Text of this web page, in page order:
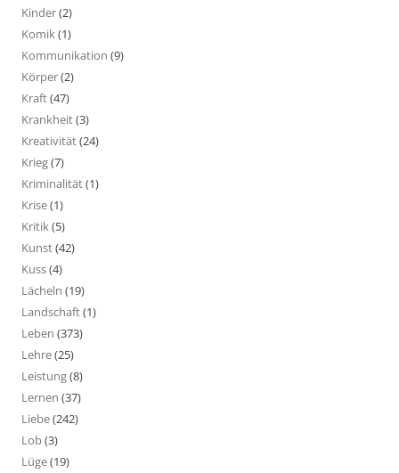
Kinder(2)
Komik(1)
Kommunikation (9)
Körper(2)
Kraft(47)
Krankheit(3)
Kreativität(24)
Krieg(7)
Kriminalität(1)
Krise(1)
Kritik(5)
Kunst(42)
Kuss(4)
Lächeln (19)
Landschaft(1)
Leben (373)
Lehre(25)
Leistung(8)
Lernen (37)
Liebe(242)
Lob(3)
Lüge(19)